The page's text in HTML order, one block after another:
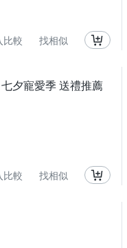
比較 找相似
夕寵愛季 送禮推薦
比較 找相似